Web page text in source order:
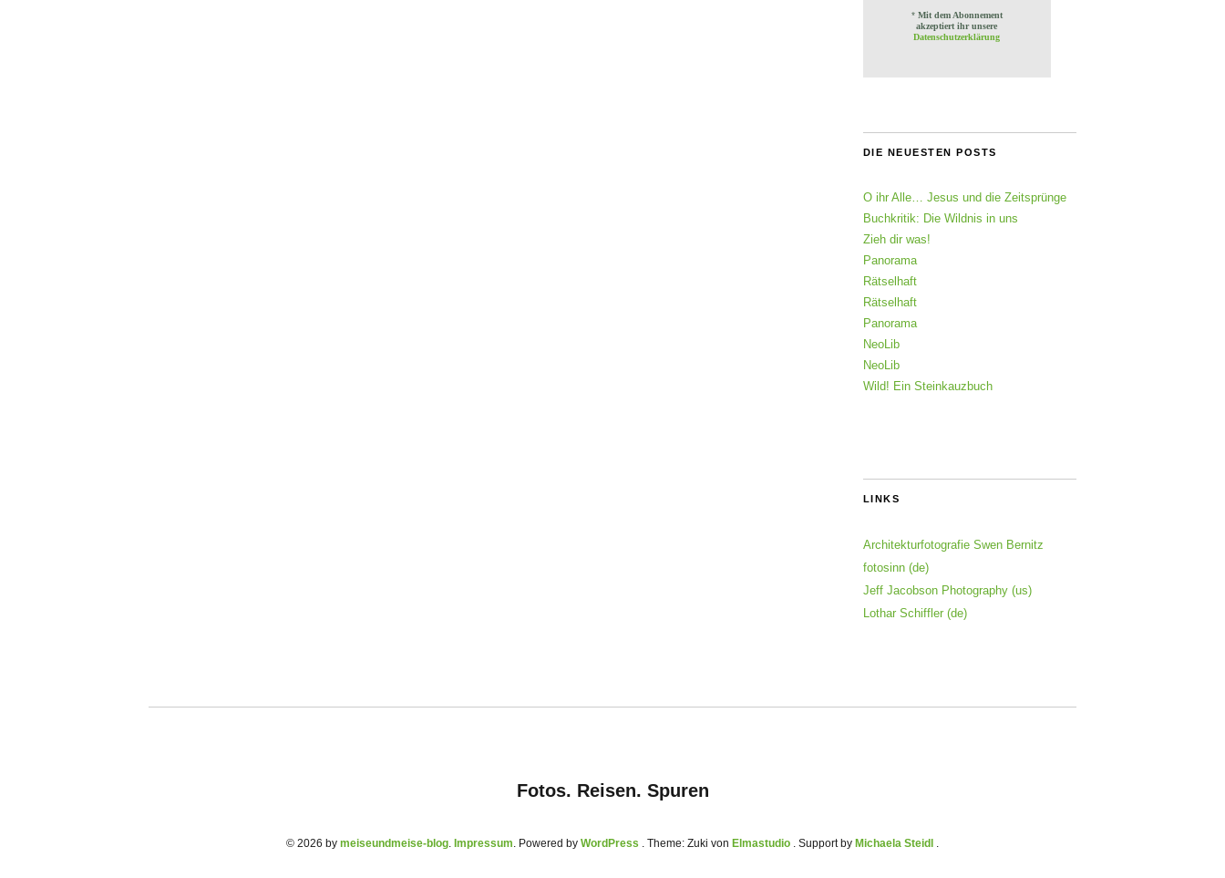
* Mit dem Abonnement
akzeptiert ihr unsere
Datenschutzerklärung
DIE NEUESTEN POSTS
O ihr Alle… Jesus und die Zeitsprünge
Buchkritik: Die Wildnis in uns
Zieh dir was!
Panorama
Rätselhaft
Rätselhaft
Panorama
NeoLib
NeoLib
Wild! Ein Steinkauzbuch
LINKS
Architekturfotografie Swen Bernitz
fotosinn (de)
Jeff Jacobson Photography (us)
Lothar Schiffler (de)
Fotos. Reisen. Spuren
© 2026 by meiseundmeise-blog Impressum Powered by WordPress Theme: Zuki von Elmastudio . Support by Michaela Steidl